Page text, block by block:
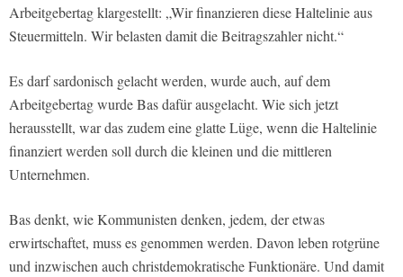
Arbeitgebertag klargestellt: „Wir finanzieren diese Haltelinie aus
Steuermitteln. Wir belasten damit die Beitragszahler nicht.“
Es darf sardonisch gelacht werden, wurde auch, auf dem
Arbeitgebertag wurde Bas dafür ausgelacht. Wie sich jetzt
herausstellt, war das zudem eine glatte Lüge, wenn die Haltelinie
finanziert werden soll durch die kleinen und die mittleren
Unternehmen.
Bas denkt, wie Kommunisten denken, jedem, der etwas
erwirtschaftet, muss es genommen werden. Davon leben rotgrüne
und inzwischen auch christdemokratische Funktionäre. Und damit